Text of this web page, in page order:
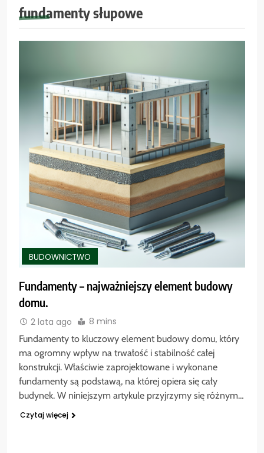
fundamenty słupowe
BUDOWNICTWO
Fundamenty – najważniejszy element budowy
domu.
2 lata ago 8 mins
Fundamenty to kluczowy element budowy domu, który
ma ogromny wpływ na trwałość i stabilność całej
konstrukcji. Właściwie zaprojektowane i wykonane
fundamenty są podstawą, na której opiera się cały
budynek. W niniejszym artykule przyjrzymy się różnym…
Czytaj więcej